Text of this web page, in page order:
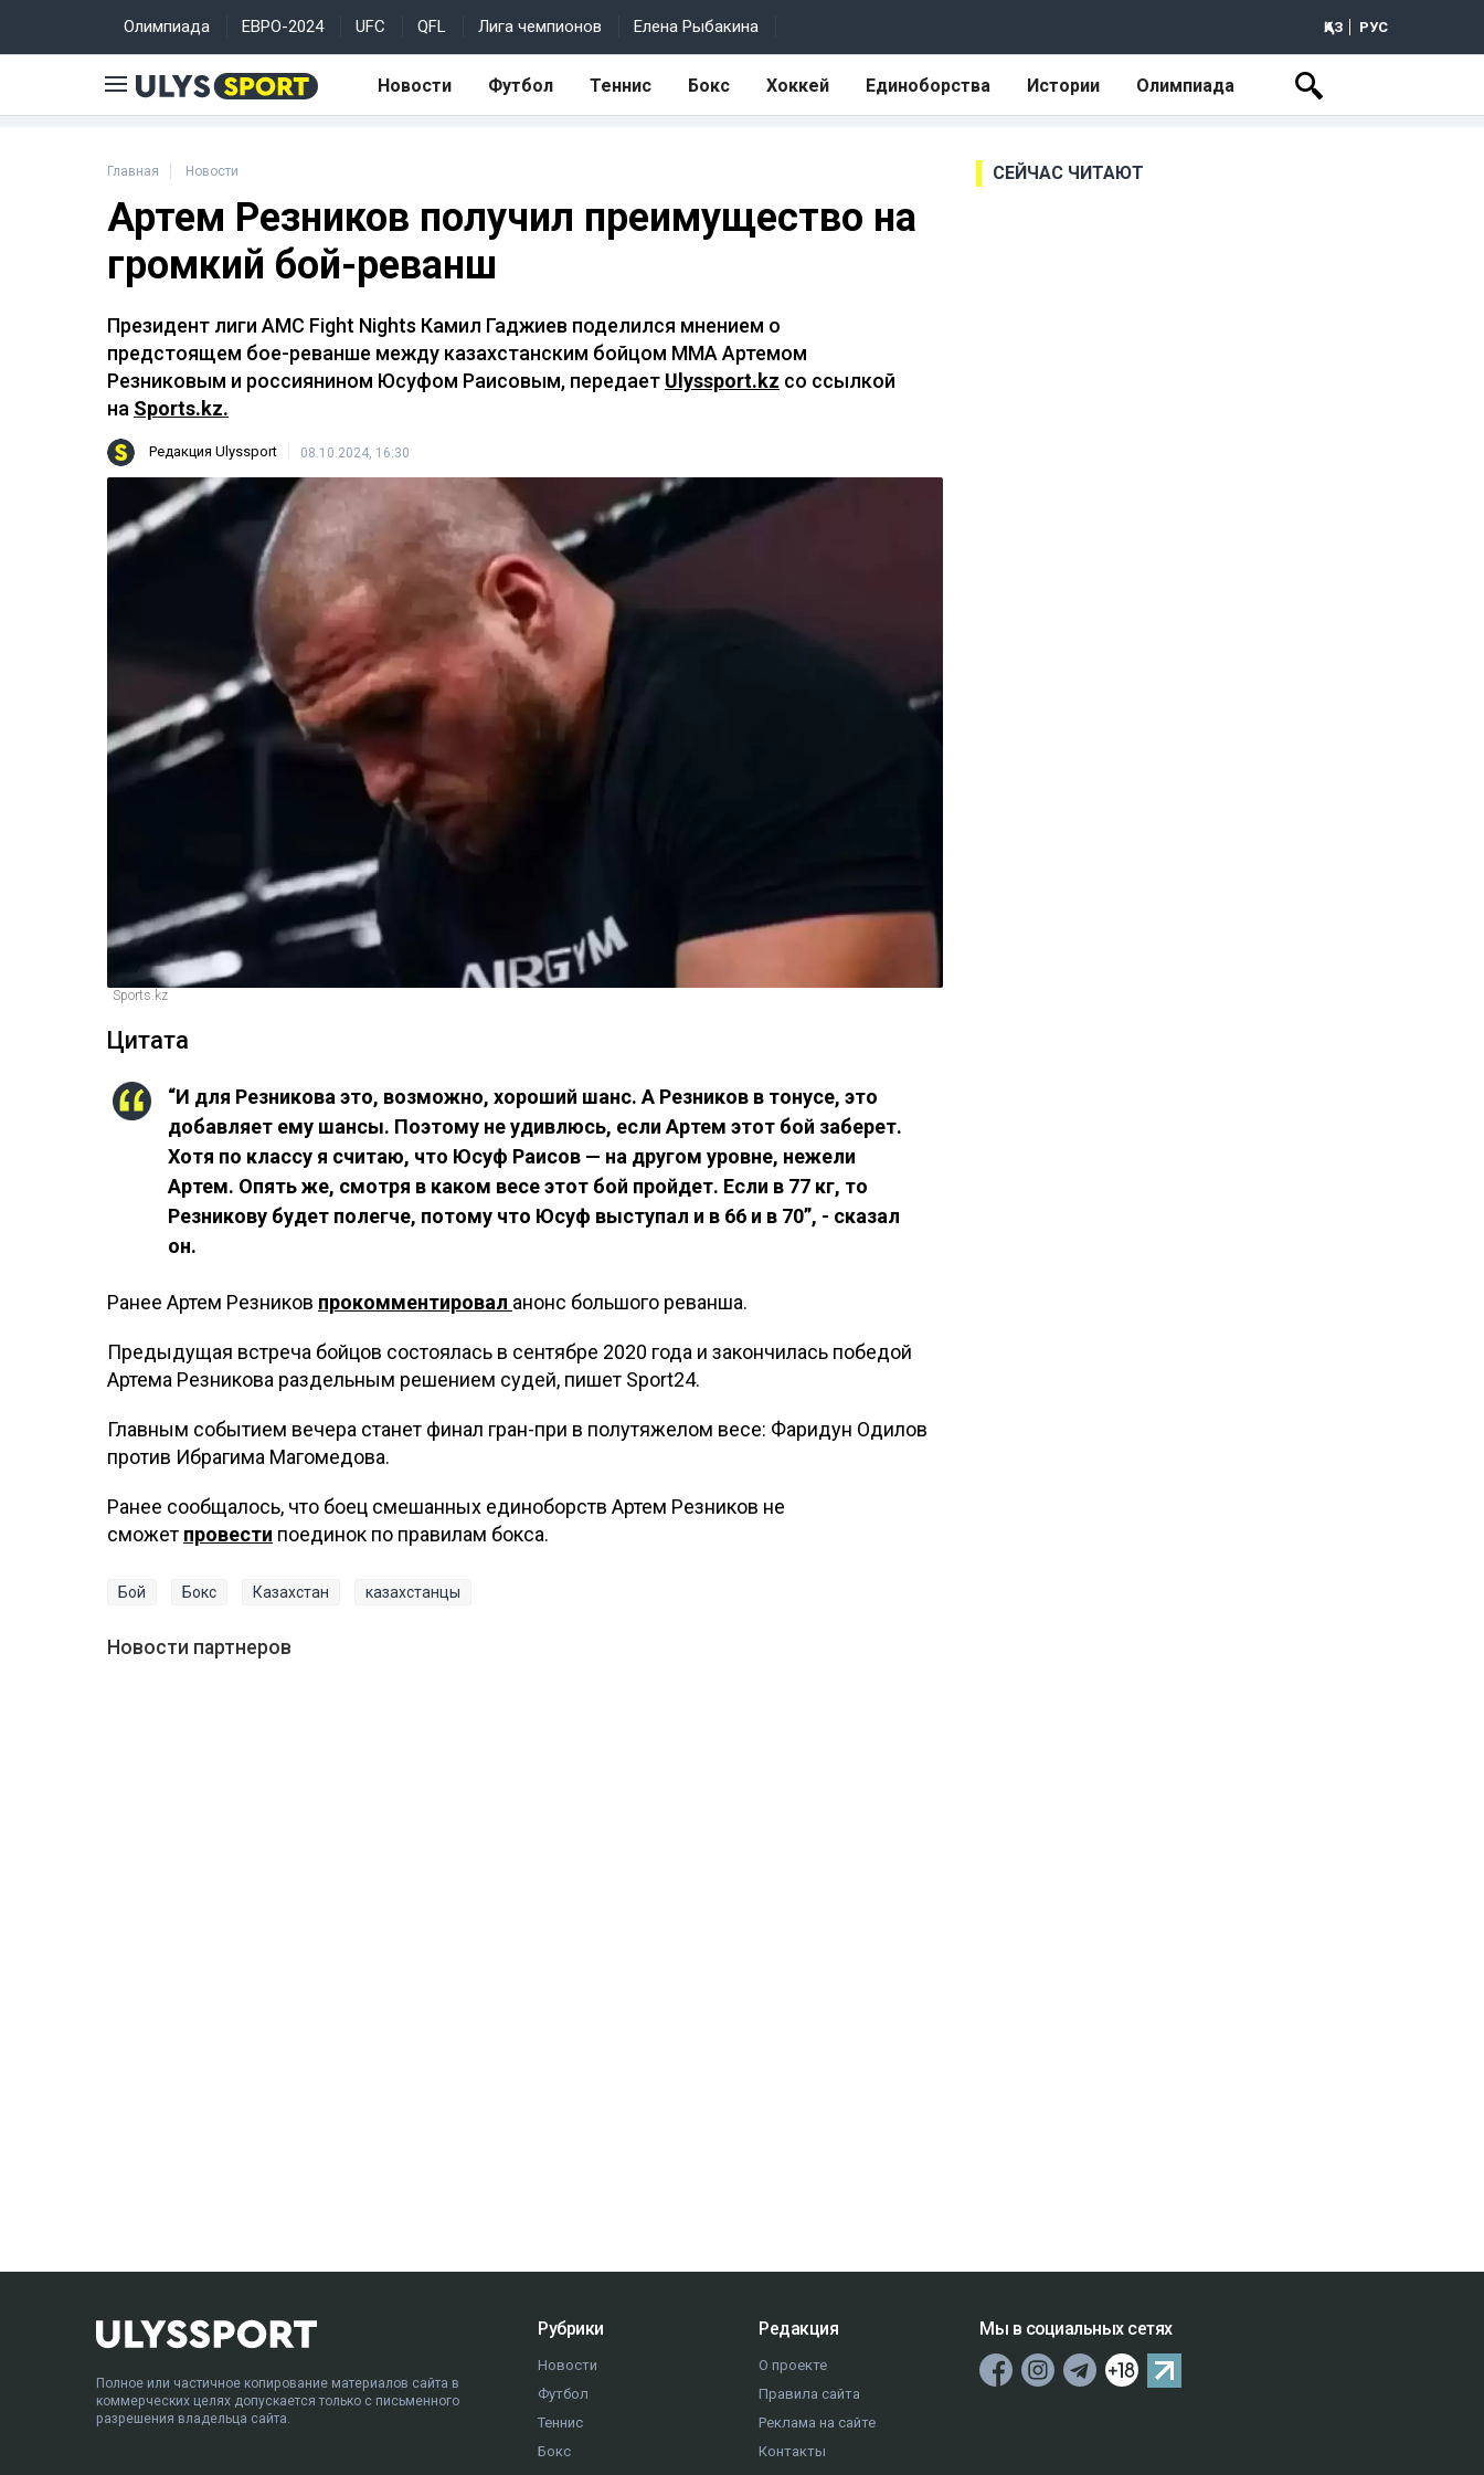
Олимпиада ЕВРО-2024 UFC QFL Лига чемпионов Елена Рыбакина ҚАЗ РУС
Новости Футбол Теннис Бокс Хоккей Единоборства Истории Олимпиада
Главная Новости
Артем Резников получил преимущество на
громкий бой-реванш
Президент лиги AMC Fight Nights Камил Гаджиев поделился мнением о
предстоящем бое-реванше между казахстанским бойцом ММА Артемом
Резниковым и россиянином Юсуфом Раисовым, передает Ulyssport.kz со ссылкой
на Sports.kz.
Редакция Ulyssport 08.10.2024, 16:30
Sports.kz
Цитата
“И для Резникова это, возможно, хороший шанс. А Резников в тонусе, это
добавляет ему шансы. Поэтому не удивлюсь, если Артем этот бой заберет.
Хотя по классу я считаю, что Юсуф Раисов — на другом уровне, нежели
Артем. Опять же, смотря в каком весе этот бой пройдет. Если в 77 кг, то
Резникову будет полегче, потому что Юсуф выступал и в 66 и в 70”, - сказал
он.
Ранее Артем Резников прокомментировал анонс большого реванша.
Предыдущая встреча бойцов состоялась в сентябре 2020 года и закончилась победой
Артема Резникова раздельным решением судей, пишет Sport24.
Главным событием вечера станет финал гран-при в полутяжелом весе: Фаридун Одилов
против Ибрагима Магомедова.
Ранее сообщалось, что боец смешанных единоборств Артем Резников не
сможет провести поединок по правилам бокса.
Бой Бокс Казахстан казахстанцы
Новости партнеров
СЕЙЧАС ЧИТАЮТ
Полное или частичное копирование материалов сайта в
коммерческих целях допускается только с письменного
разрешения владельца сайта.
Рубрики
Новости
Футбол
Теннис
Бокс
Редакция
О проекте
Правила сайта
Реклама на сайте
Контакты
Мы в социальных сетях